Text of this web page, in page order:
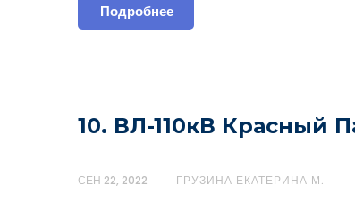
Подробнее
10. ВЛ-110кВ Красный
СЕН 22, 2022 ГРУЗИНА ЕКАТЕРИНА М.